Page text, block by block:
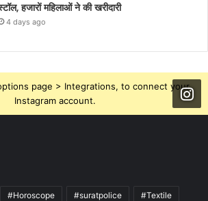
हजारों महिलाओं ने की खरीदारी
4 days ago
page > Integrations, to connect your
Instagram account.
#Horoscope #suratpolice #Textile